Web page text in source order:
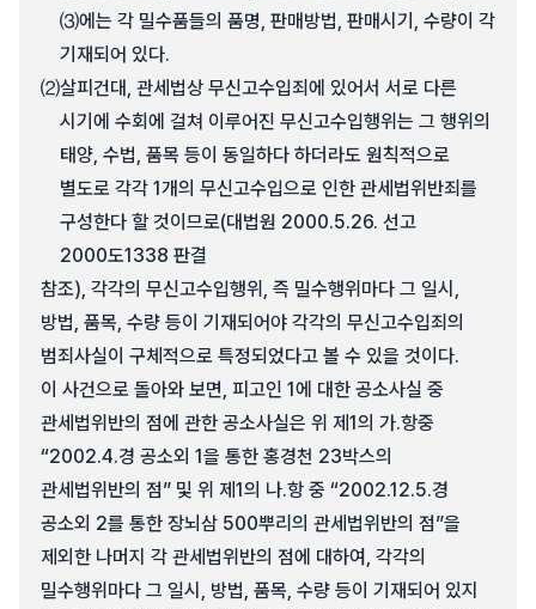
⑶에는 각 밀수품들의 품명, 판매방법, 판매시기, 수량이 각
기재되어 있다.
⑵살피건대, 관세법상 무신고수입죄에 있어서 서로 다른
시기에 수회에 걸쳐 이루어진 무신고수입행위는 그 행위의
태양, 수법, 품목 등이 동일하다 하더라도 원칙적으로
별도로 각각 1개의 무신고수입으로 인한 관세법위반죄를
구성한다 할 것이므로(대법원 2000.5.26. 선고
2000도1338 판결
참조), 각각의 무신고수입행위, 즉 밀수행위마다 그 일시,
방법, 품목, 수량 등이 기재되어야 각각의 무신고수입죄의
범죄사실이 구체적으로 특정되었다고 볼 수 있을 것이다.
이 사건으로 돌아와 보면, 피고인 1에 대한 공소사실 중
관세법위반의 점에 관한 공소사실은 위 제1의 가.항중
“2002.4.경 공소외 1을 통한 홍경천 23박스의
관세법위반의 점” 및 위 제1의 나.항 중 “2002.12.5.경
공소외 2를 통한 장뇌삼 500뿌리의 관세법위반의 점”을
제외한 나머지 각 관세법위반의 점에 대하여, 각각의
밀수행위마다 그 일시, 방법, 품목, 수량 등이 기재되어 있지